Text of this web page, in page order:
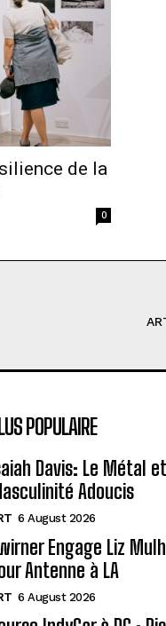
de la
0
POPULAIRE
Davis: Le Métal
Adoucis
6 August 2026
Engage Liz
Antenne à LA
6 August 2026